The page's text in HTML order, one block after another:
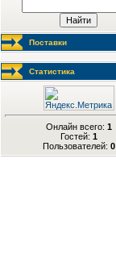
Поставки
Статистика
Онлайн всего: 1
Гостей: 1
Пользователей: 0